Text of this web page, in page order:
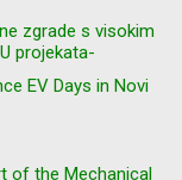
zgrade s visokim
projekata-
EV Days in Novi
of the Mechanical